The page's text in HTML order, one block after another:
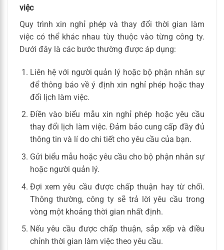
việc
Quy trình xin nghỉ phép và thay đổi thời gian làm
việc có thể khác nhau tùy thuộc vào từng công ty.
Dưới đây là các bước thường được áp dụng:
Liên hệ với người quản lý hoặc bộ phận nhân sự
để thông báo về ý định xin nghỉ phép hoặc thay
đổi lịch làm việc.
Điền vào biểu mẫu xin nghỉ phép hoặc yêu cầu
thay đổi lịch làm việc. Đảm bảo cung cấp đầy đủ
thông tin và lí do chi tiết cho yêu cầu của bạn.
Gửi biểu mẫu hoặc yêu cầu cho bộ phận nhân sự
hoặc người quản lý.
Đợi xem yêu cầu được chấp thuận hay từ chối.
Thông thường, công ty sẽ trả lời yêu cầu trong
vòng một khoảng thời gian nhất định.
Nếu yêu cầu được chấp thuận, sắp xếp và điều
chỉnh thời gian làm việc theo yêu cầu.